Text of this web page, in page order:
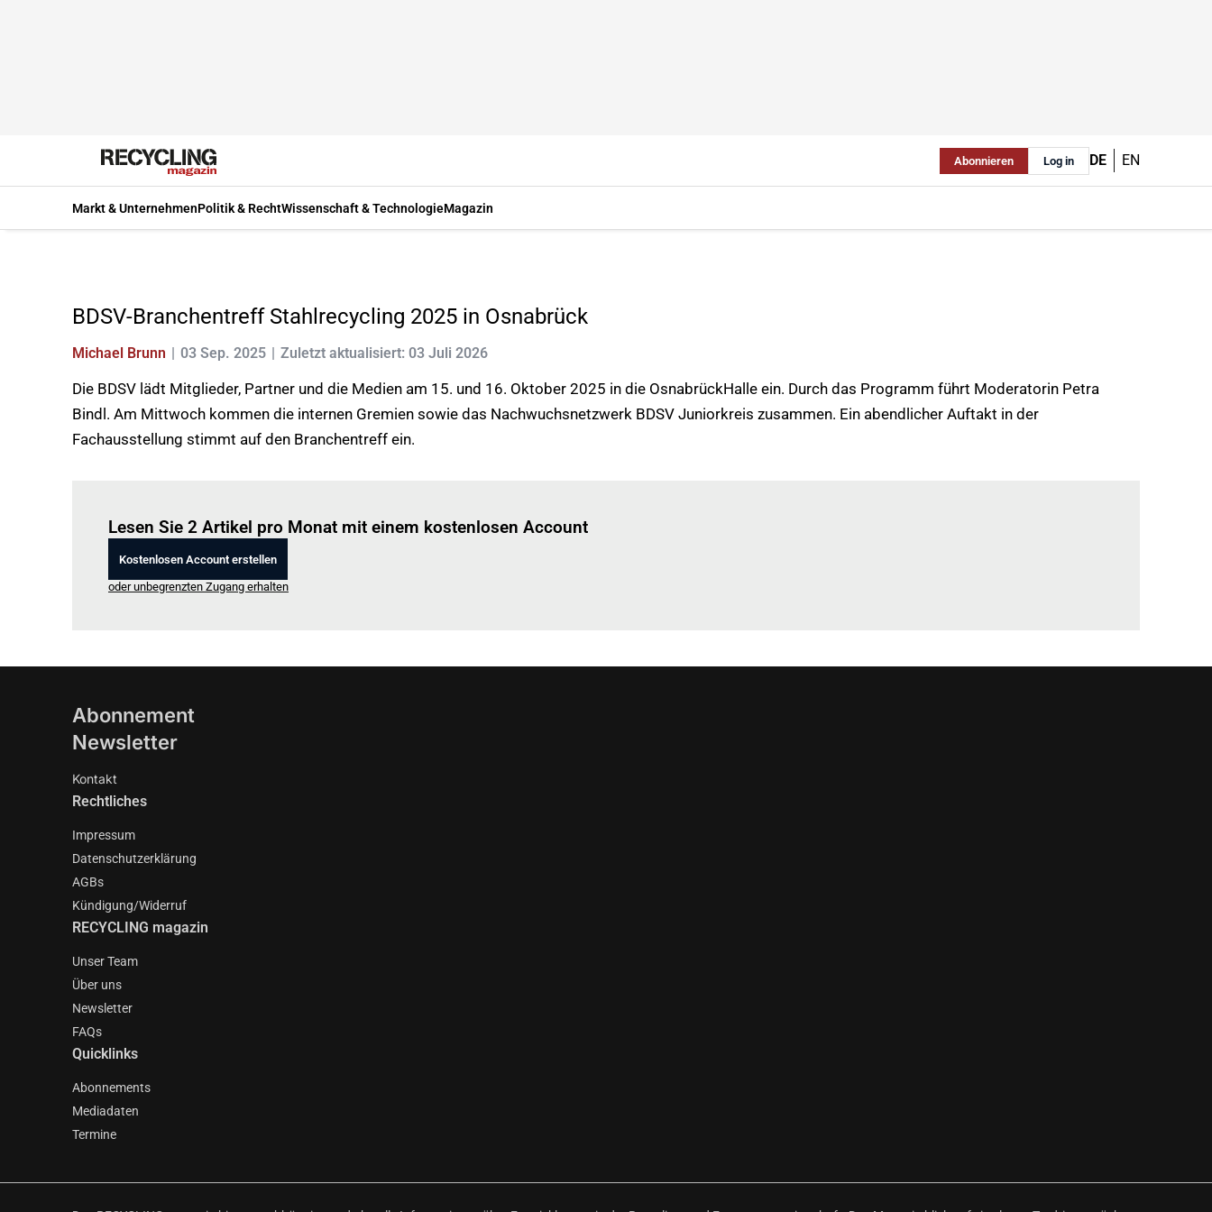
Abonnieren Log in DE EN
Markt & UnternehmenPolitik & RechtWissenschaft & TechnologieMagazin
BDSV-Branchentreff Stahlrecycling 2025 in Osnabrück
Michael Brunn 03 Sep. 2025 Zuletzt aktualisiert: 03 Juli 2026
Die BDSV lädt Mitglieder, Partner und die Medien am 15. und 16. Oktober 2025 in die OsnabrückHalle ein. Durch das Programm führt Moderatorin Petra
Bindl. Am Mittwoch kommen die internen Gremien sowie das Nachwuchsnetzwerk BDSV Juniorkreis zusammen. Ein abendlicher Auftakt in der
Fachausstellung stimmt auf den Branchentreff ein.
Lesen Sie 2 Artikel pro Monat mit einem kostenlosen Account
Kostenlosen Account erstellen
oder unbegrenzten Zugang erhalten
Abonnement
Newsletter
Kontakt
Rechtliches
Impressum
Datenschutzerklärung
AGBs
Kündigung/Widerruf
RECYCLING magazin
Unser Team
Über uns
Newsletter
FAQs
Quicklinks
Abonnements
Mediadaten
Termine